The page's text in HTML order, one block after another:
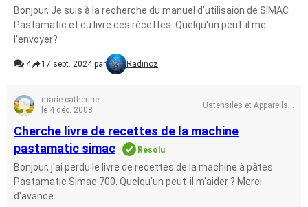
Bonjour, Je suis à la recherche du manuel d'utilisaion de SIMAC
Pastamatic et du livre des récettes. Quelqu'un peut-il me
l'envoyer?
4 17 sept. 2024 par Radinoz
marie-catherine
le 4 déc. 2008
Ustensiles et Appareils...
Cherche livre de recettes de la machine
pastamatic simac
Résolu
Bonjour, j'ai perdu le livre de recettes de la machine à pâtes
Pastamatic Simac 700. Quelqu'un peut-il m'aider ? Merci
d'avance.